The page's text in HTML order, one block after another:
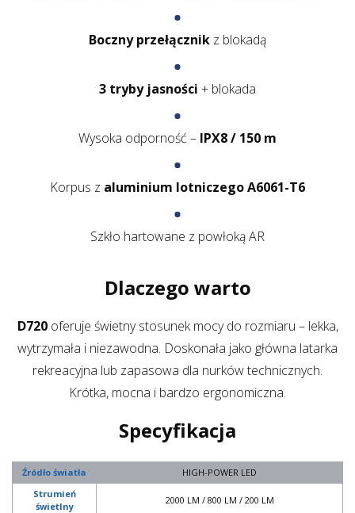
Boczny przełącznik z blokadą
3 tryby jasności + blokada
Wysoka odporność – IPX8 / 150 m
Korpus z aluminium lotniczego A6061-T6
Szkło hartowane z powłoką AR
Dlaczego warto
D720oferuje świetny stosunek mocy do rozmiaru – lekka,
wytrzymała i niezawodna. Doskonała jako główna latarka
rekreacyjna lub zapasowa dla nurków technicznych.
Krótka, mocna i bardzo ergonomiczna.
Specyfikacja
Źródło światła
HIGH-POWER LED
Strumień
świetlny
2000 LM / 800 LM / 200 LM